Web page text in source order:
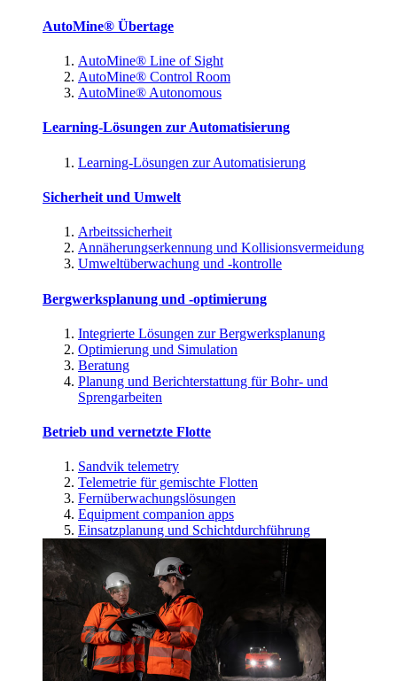
AutoMine® Übertage
AutoMine® Line of Sight
AutoMine® Control Room
AutoMine® Autonomous
Learning-Lösungen zur Automatisierung
Learning-Lösungen zur Automatisierung
Sicherheit und Umwelt
Arbeitssicherheit
Annäherungserkennung und Kollisionsvermeidung
Umweltüberwachung und -kontrolle
Bergwerksplanung und -optimierung
Integrierte Lösungen zur Bergwerksplanung
Optimierung und Simulation
Beratung
Planung und Berichterstattung für Bohr- und
Sprengarbeiten
Betrieb und vernetzte Flotte
Sandvik telemetry
Telemetrie für gemischte Flotten
Fernüberwachungslösungen
Equipment companion apps
Einsatzplanung und Schichtdurchführung